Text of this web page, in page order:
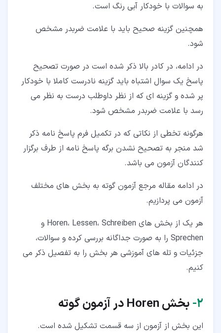
به سوالات با خودکار آبی رنگ است.
همچنین گزینه صحیح باید با علامت ضربدر مشخص
شود.
در ادامه، در کادر بالا ذکر شده است در صورت تصحیح
پاسخ یک سوال اشتباه باید گزینه نادرست کاملا با خودکار
پر شده و گزینه ای که از نظر داوطلب درست به نظر می
رسد با علامت ضربدر مشخص شود.
هرگونه تخطی از نکاتی که در تکمیل فرم پاسخ نامه ذکر
شد منجر به تصحیح نشدن برگه پاسخ نامه از طرف برگزار
کنندگان آزمون می باشد.
در ادامه مقاله مرجع آزمون گوته به بخش های مختلف
آزمون می پردازیم.
هر یک از بخش های Horen، Lessen، Schreiben و
Sprechen را به صورت جداگانه بررسی کرده و سوالات،
جزئیات و تله های آموزشی هر بخش را به تفصیل ذکر می
کنیم.
۲‏- بخشHoren در آزمون گوته
این بخش از آزمون از سه قسمت تشکیل شده است.